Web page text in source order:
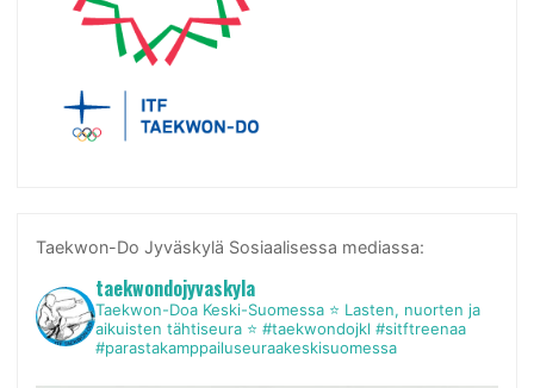
Taekwon-Do Jyväskylä Sosiaalisessa mediassa:
taekwondojyvaskyla
Taekwon-Doa Keski-Suomessa⭐ Lasten, nuorten ja
aikuisten tähtiseura ⭐ #taekwondojkl #sitftreenaa
#parastakamppailuseuraakeskisuomessa